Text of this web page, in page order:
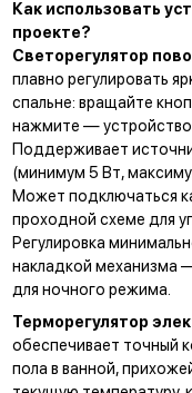
Как использовать
проекте?
Светорегулятор
плавно регулировать
спальне: вращайте
нажмите — устройство
Поддерживает
(минимум 5 Вт,
Может подключаться
проходной схеме для
Регулировка
накладкой механизма
для ночного режима.
Терморегулятор
обеспечивает точный
пола в ванной,